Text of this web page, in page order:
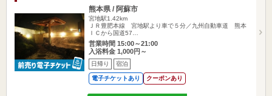
熊本県 / 阿蘇市
宮地駅1.42km
ＪＲ豊肥本線 宮地駅より車で５分／九州自動車道 熊本
ＩＣから国道57…
営業時間 15:00～21:00
入浴料金 1,000円～
日帰り 宿泊
電子チケットあり クーポンあり